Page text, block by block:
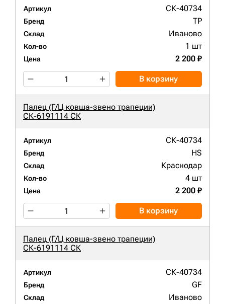
Артикул СК-40734
Бренд TP
Склад Иваново
Кол-во 1 шт
Цена 2 200 ₽
В корзину
Палец (Г/Ц ковша-звено трапеции)
СК-6191114 СК
Артикул СК-40734
Бренд HS
Склад Краснодар
Кол-во 4 шт
Цена 2 200 ₽
В корзину
Палец (Г/Ц ковша-звено трапеции)
СК-6191114 СК
Артикул СК-40734
Бренд GF
Склад Иваново